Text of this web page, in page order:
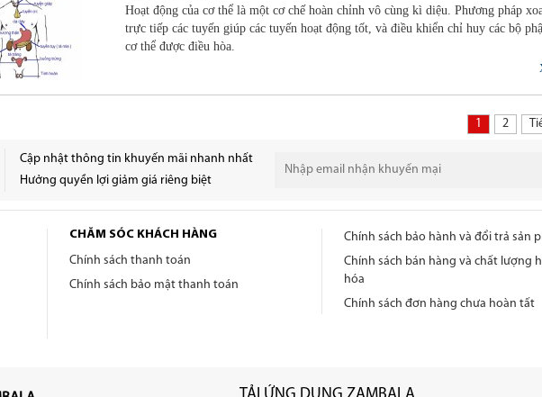
Hoạt động của cơ thể là một cơ chế hoàn chỉnh vô cùng kì diệu. Phương pháp
trực tiếp các tuyến giúp các tuyến hoạt động tốt, và điều khiển chỉ huy các bộ
cơ thể được điều hòa.
1 2
Cập nhật thông tin khuyến mãi nhanh nhất
Hưởng quyền lợi giảm giá riêng biệt
CHĂM SÓC KHÁCH HÀNG
Chính sách thanh toán
Chính sách bảo mật thanh toán
Chính sách bảo hành và đổi trả sản
Chính sách bán hàng và chất lượng
hóa
Chính sách đơn hàng chưa hoàn tất